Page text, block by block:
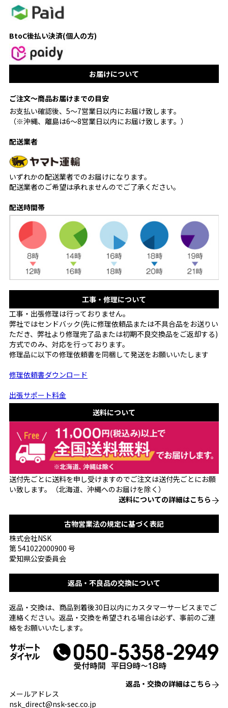
BtoC後払い決済(個人の方)
お届けについて
ご注文〜商品お届けまでの目安
お支払い確認後、5〜7営業日以内にお届け致します。
（※沖縄、離島は6〜8営業日以内にお届け致します。）
配送業者
いずれかの配送業者でのお届けになります。
配送業者のご希望は承れませんのでご了承ください。
配送時間帯
工事・修理について
工事・出張修理は行っておりません。
弊社ではセンドバック(先に修理依頼品または不具合品をお送りい
ただき、弊社より修理完了品または初期不良交換品をご返却する)
方式でのみ、対応を行っております。
修理品に以下の修理依頼書を同梱して発送をお願いいたします
修理依頼書ダウンロード
出張サポート料金
送料について
送付先ごとに送料を申し受けますのでご注文は送付先ごとにお願
い致します。（北海道、沖縄へのお届けを除く）
送料についての詳細はこちら
古物営業法の規定に基づく表記
株式会社NSK
第 541022000900 号
愛知県公安委員会
返品・不良品の交換について
返品・交換は、商品到着後30日以内にカスタマーサービスまでご
連絡ください。返品・交換を希望される場合は必ず、事前のご連
絡をお願いいたします。
返品・交換の詳細はこちら
メールアドレス
nsk_direct@nsk-sec.co.jp